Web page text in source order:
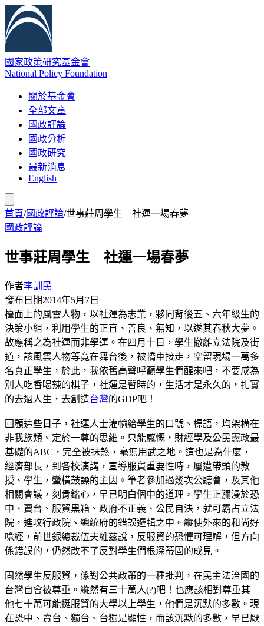
國家政策研究基金會
National Policy Foundation
關於基金會
全部文章
國政評論
國政分析
國政研究
最新消息
English
首頁/國政評論/世事莊周學生 社運一場春夢
國政評論
世事莊周學生 社運一場春夢
作者李訓民
發布日期2014年5月7日
檯面上的風雲人物，以社運為志業，夥同背後五、六年級生的
決策小組，利用學生的正直、善良、無知，以遂其春秋大夢。
故應稱之為社運而非學運。在四月十日，學生撤離立法院及街
道，該風雲人物等竟在舞台後，被轎車接走，空留現場一萬多
名真正學生，於此，我依舊高聲呼籲學生們醒來吧，不要成為
別人吃香喝辣的棋子，社運是暫時的，生活才是永久的，扎實
的去過人生，去創造台灣的GDP吧！
回顧這些日子，社運人士灌輸給學生的口號、標語，均架構在
非我族類、定於一尊的思維。只能感慨，財經學及公民憲政最
基礎的ABC，完全被抹煞，毫無用武之地。這也是為什麼，
經濟部長，到各校演講，宣導服貿重要性時，屢遭帶頭的教
授、學生，蠻橫鼓譟的主因。筆者參加過幾次公聽會，及其他
相關會議，刻骨銘心，早已明白個中的道理，學生正瀰漫於恐
中、賣台、服貿黑箱、政府不正義、公民自決，就可霸占立法
院，進攻行政院、總統府的錯誤邏輯之中。縱使外來的和尚好
唸經，前世銀總裁伍夫維茲說，反服貿的恐懼可理解，但方向
係錯誤的，仍然改不了反對學生們根深蒂固的成見。
固然學生反服貿，係對公共政策的一種批判，在民主法治國的
台灣自會被尊重。縱然有三十萬人(?)吧！也應該相對尊重其
他七十萬可能挺服貿的大學以上學生，他們是沉默的多數。現
在恐中、賣台、獨台、台獨是顯性，而該沉默的多數，早已厭